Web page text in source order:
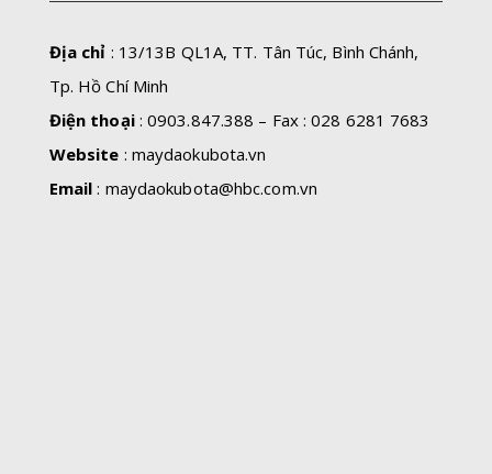
Địa chỉ : 13/13B QL1A, TT. Tân Túc, Bình Chánh,
Tp. Hồ Chí Minh
Điện thoại: 0903.847.388 – Fax : 028 6281 7683
Website : maydaokubota.vn
Email : maydaokubota@hbc.com.vn